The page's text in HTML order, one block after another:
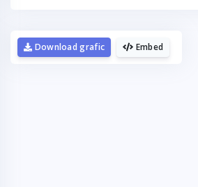
Embed
Download grafic